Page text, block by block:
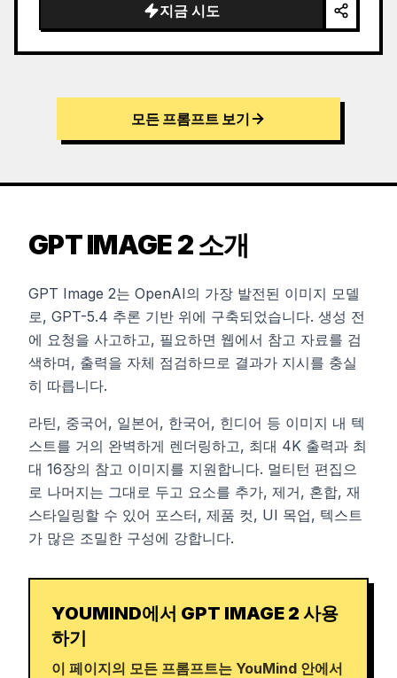
지금 시도
모든 프롬프트 보기
GPT IMAGE 2 소개
GPT Image 2는 OpenAI의 가장 발전된 이미지 모델
로, GPT-5.4 추론 기반 위에 구축되었습니다. 생성 전
에 요청을 사고하고, 필요하면 웹에서 참고 자료를 검
색하며, 출력을 자체 점검하므로 결과가 지시를 충실
히 따릅니다.
라틴, 중국어, 일본어, 한국어, 힌디어 등 이미지 내 텍
스트를 거의 완벽하게 렌더링하고, 최대 4K 출력과 최
대 16장의 참고 이미지를 지원합니다. 멀티턴 편집으
로 나머지는 그대로 두고 요소를 추가, 제거, 혼합, 재
스타일링할 수 있어 포스터, 제품 컷, UI 목업, 텍스트
가 많은 조밀한 구성에 강합니다.
YOUMIND에서 GPT IMAGE 2 사용
하기
이 페이지의 모든 프롬프트는 YouMind 안에서